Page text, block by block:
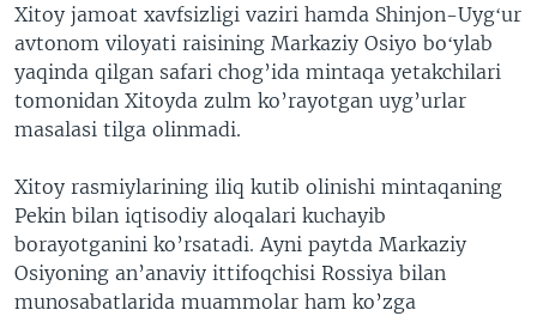
Xitoy jamoat xavfsizligi vaziri hamda Shinjon-Uygʻur
avtonom viloyati raisining Markaziy Osiyo boʻylab
yaqinda qilgan safari chog’ida mintaqa yetakchilari
tomonidan Xitoyda zulm ko’rayotgan uyg’urlar
masalasi tilga olinmadi.
Xitoy rasmiylarining iliq kutib olinishi mintaqaning
Pekin bilan iqtisodiy aloqalari kuchayib
borayotganini ko’rsatadi. Ayni paytda Markaziy
Osiyoning an’anaviy ittifoqchisi Rossiya bilan
munosabatlarida muammolar ham ko’zga